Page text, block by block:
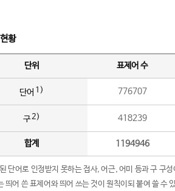
황
단위 표제어 수
단어 1) 776707
구2) 418239
합계 1194946
단어로 인정받지 못하는 접사, 어근, 어미 등과 구 구
띄어 쓴 표제어와 띄어 쓰는 것이 원칙이되 붙여 쓸 수